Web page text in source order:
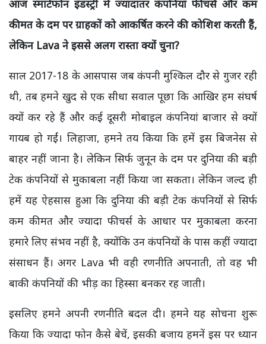
आज स्मार्टफोन इंडस्ट्री में ज्यादातर कंपनियां फीचर्स और कम
कीमत के दम पर ग्राहकों को आकर्षित करने की कोशिश करती हैं,
लेकिन Lava ने इससे अलग रास्ता क्यों चुना?
साल 2017-18 के आसपास जब कंपनी मुश्किल दौर से गुजर रही
थी, तब हमने खुद से एक सीधा सवाल पूछा कि आखिर हम संघर्ष
क्यों कर रहे हैं और कई दूसरी मोबाइल कंपनियां बाजार से क्यों
गायब हो गईं। लिहाजा, हमने तय किया कि हमें इस बिजनेस से
बाहर नहीं जाना है। लेकिन सिर्फ जुनून के दम पर दुनिया की बड़ी
टेक कंपनियों से मुकाबला नहीं किया जा सकता। लेकिन जल्द ही
हमें यह ऐहसास हुआ कि दुनिया की बड़ी टेक कंपनियों से सिर्फ
कम कीमत और ज्यादा फीचर्स के आधार पर मुकाबला करना
हमारे लिए संभव नहीं है, क्योंकि उन कंपनियों के पास कहीं ज्यादा
संसाधन हैं। अगर Lava भी वही रणनीति अपनाती, तो वह भी
बाकी कंपनियों की भीड़ का हिस्सा बनकर रह जाती।
इसलिए हमने अपनी रणनीति बदल दी। हमने यह सोचना शुरू
किया कि ज्यादा फोन कैसे बेचें, इसकी बजाय हमनें इस पर ध्यान